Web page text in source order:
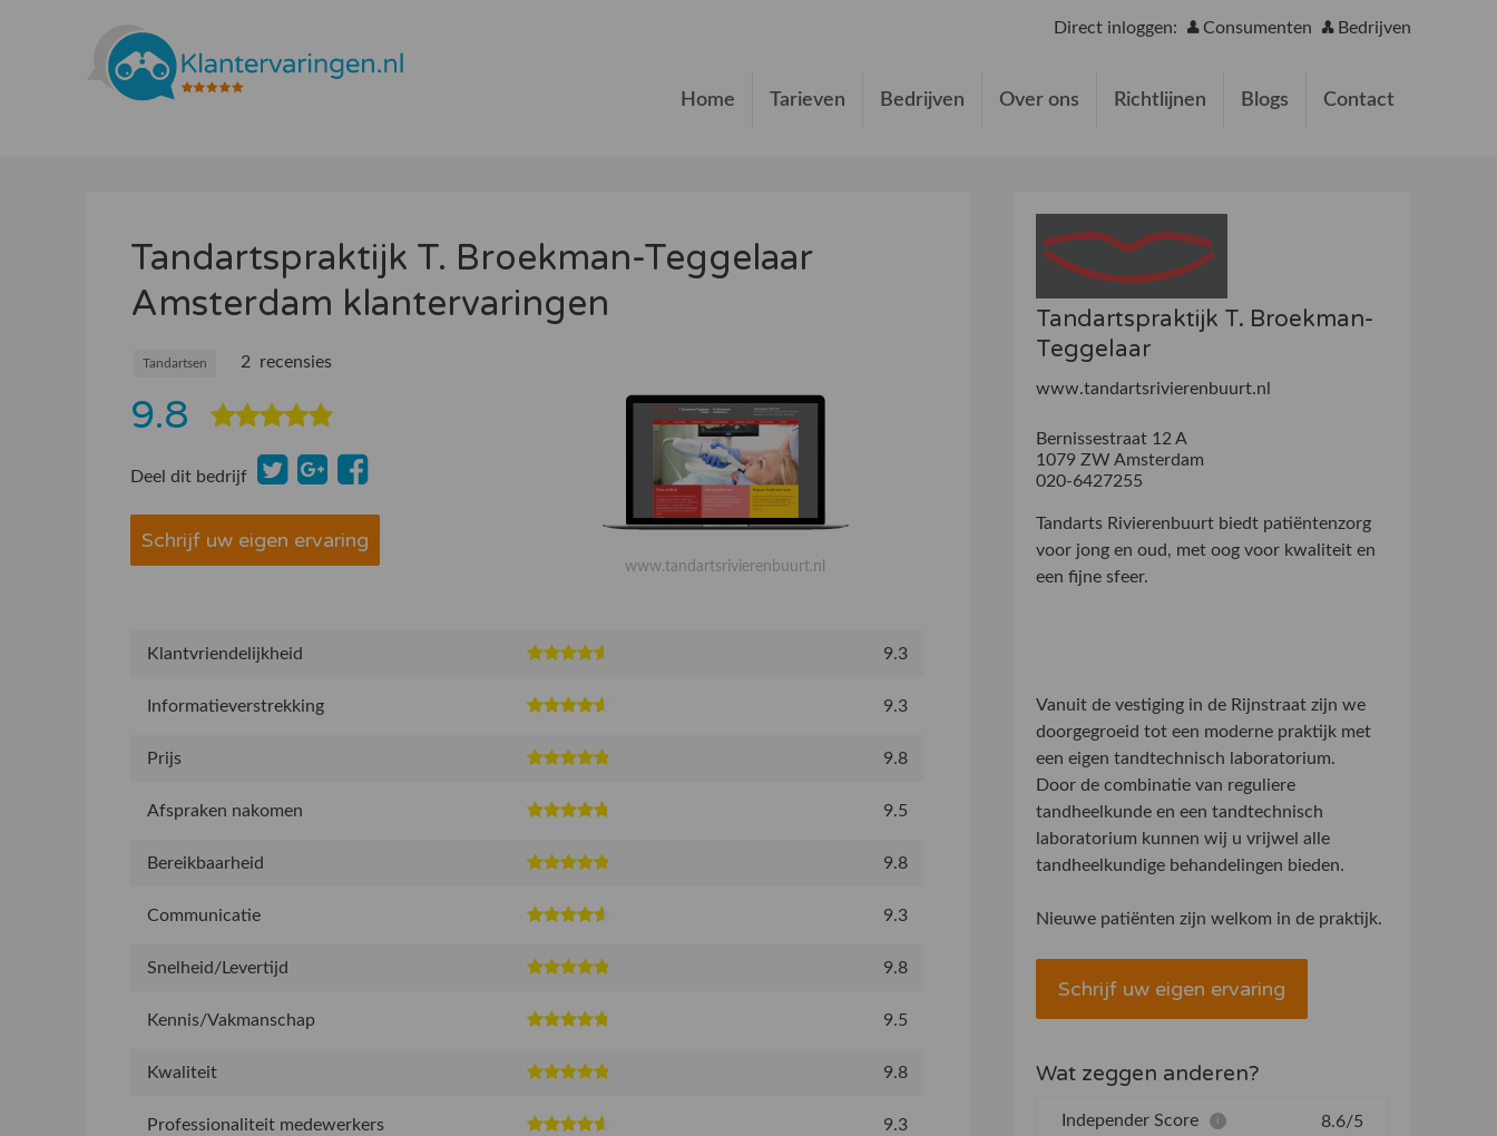
Direct inloggen: Consumenten Bedrijven
Home Tarieven Bedrijven Over ons Richtlijnen Blogs Contact
Tandartspraktijk T. Broekman-Teggelaar
Amsterdam klantervaringen
Tandartsen 2 recensies
9.8
Deel dit bedrijf
Schrijf uw eigen ervaring
www.tandartsrivierenbuurt.nl
Klantvriendelijkheid 9.3
Informatieverstrekking 9.3
Prijs 9.8
Afspraken nakomen 9.5
Bereikbaarheid 9.8
Communicatie 9.3
Snelheid/Levertijd 9.8
Kennis/Vakmanschap 9.5
Kwaliteit 9.8
Professionaliteit medewerkers 9.3
Tandartspraktijk T. Broekman-
Teggelaar
www.tandartsrivierenbuurt.nl
Bernissestraat 12 A
1079 ZW Amsterdam
020-6427255
Tandarts Rivierenbuurt biedt patiëntenzorg
voor jong en oud, met oog voor kwaliteit en
een fijne sfeer.
Vanuit de vestiging in de Rijnstraat zijn we
doorgegroeid tot een moderne praktijk met
een eigen tandtechnisch laboratorium.
Door de combinatie van reguliere
tandheelkunde en een tandtechnisch
laboratorium kunnen wij u vrijwel alle
tandheelkundige behandelingen bieden.
Nieuwe patiënten zijn welkom in de praktijk.
Schrijf uw eigen ervaring
Wat zeggen anderen?
Independer Score i 8.6/5